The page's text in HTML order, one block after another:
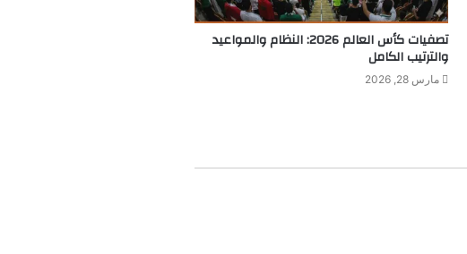
تصفيات كأس العالم 2026: النظام والمواعيد
والترتيب الكامل
مارس 28, 2026